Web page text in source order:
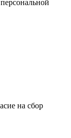
на сбор